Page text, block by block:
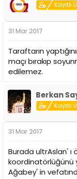
Kayıtlı
31 Mar 2017
Taraftarın
maçı bırakıp
edilemez.
Berkan
Kayıtlı
31 Mar 2017
Burada ultrAslan' ı
koordinatörlüğünü
Ağabey' in